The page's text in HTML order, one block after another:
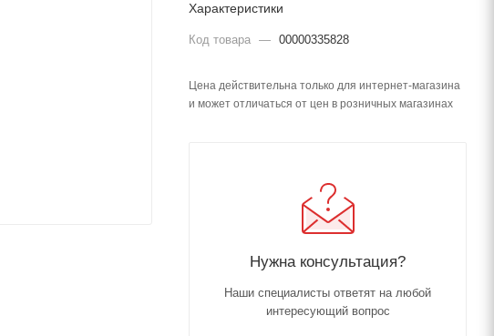
Характеристики
Код товара — 00000335828
Цена действительна только для интернет-магазина
и может отличаться от цен в розничных магазинах
Нужна консультация?
Наши специалисты ответят на любой
интересующий вопрос